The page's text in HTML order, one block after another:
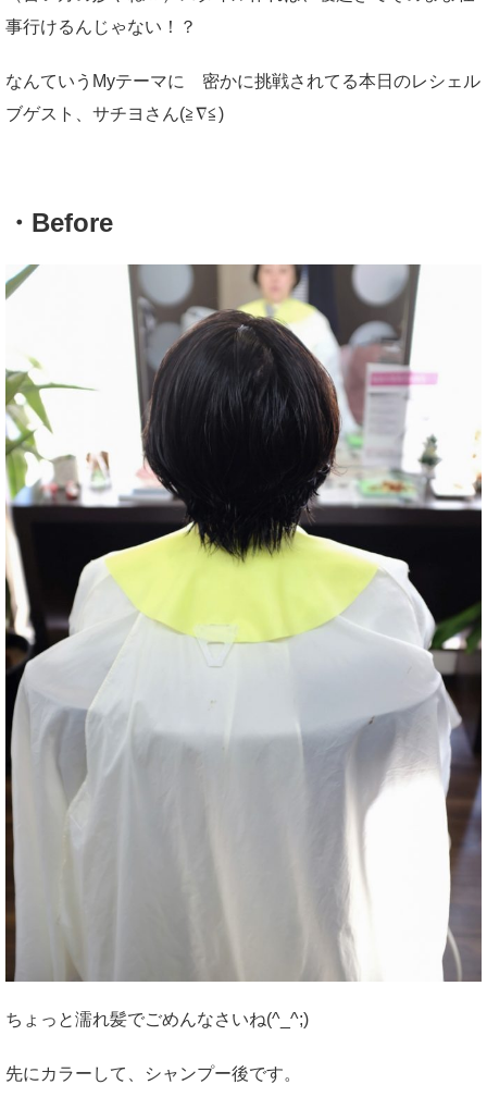
事行けるんじゃない！？
なんていうMyテーマに 密かに挑戦されてる本日のレシェル
ブゲスト、サチヨさん(≧∇≦)
・Before
ちょっと濡れ髪でごめんなさいね(^_^;)
先にカラーして、シャンプー後です。